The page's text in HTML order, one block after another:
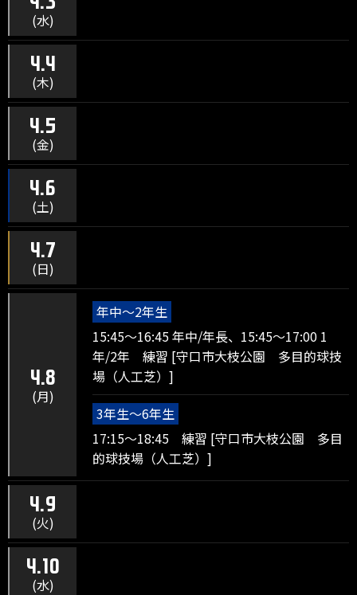
(水)
4.4
(木)
4.5
(金)
4.6
(土)
4.7
(日)
4.8
(月)
年中～2年生
15:45～16:45 年中/年長、15:45～17:00 1
年/2年 練習 [守口市大枝公園 多目的球技
場（人工芝）]
3年生～6年生
17:15～18:45 練習 [守口市大枝公園 多目
的球技場（人工芝）]
4.9
(火)
4.10
(水)